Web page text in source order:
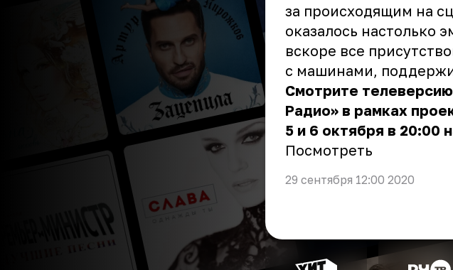
за происходящим на
оказалось настолько
вскоре все
с машинами,
Смотрите
Радио» в рамках
5 и 6 октября в 20:00
Посмотреть
29 сентября 12:00 2020